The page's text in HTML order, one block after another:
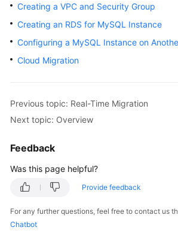
User
Guide
Practices
White
Paper
API
SDK
FAQs
Creating a VPC and Security Group
Creating an RDS for MySQL Instance
Configuring a MySQL Instance on
Cloud Migration
Previous topic: Real-Time Migration
Next topic: Overview
Feedback
Was this page helpful?
Provide feedback
For any further questions, feel free to contact us
Chatbot